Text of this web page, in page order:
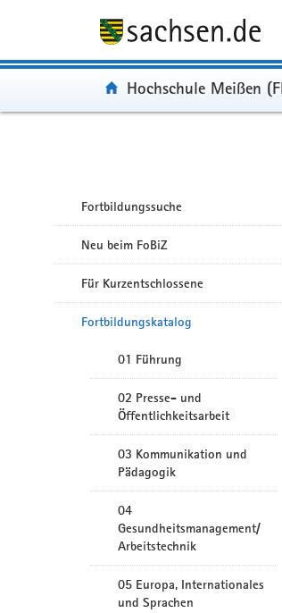
Portal:
Hochschule Meißen
Fortbildungssuche
Neu beim FoBiZ
Für Kurzentschlossene
Fortbildungskatalog
01 Führung
02 Presse- und
Öffentlichkeitsarbeit
03 Kommunikation und
Pädagogik
04
Gesundheitsmanagement/
Arbeitstechnik
05 Europa, Internationales
und Sprachen